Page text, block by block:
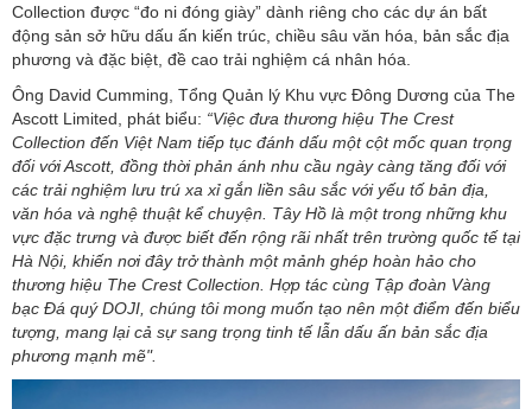
Collection được “đo ni đóng giày” dành riêng cho các dự án bất
động sản sở hữu dấu ấn kiến trúc, chiều sâu văn hóa, bản sắc địa
phương và đặc biệt, đề cao trải nghiệm cá nhân hóa.
Ông David Cumming, Tổng Quản lý Khu vực Đông Dương của The
Ascott Limited, phát biểu: “Việc đưa thương hiệu The Crest
Collection đến Việt Nam tiếp tục đánh dấu một cột mốc quan trọng
đối với Ascott, đồng thời phản ánh nhu cầu ngày càng tăng đối với
các trải nghiệm lưu trú xa xỉ gắn liền sâu sắc với yếu tố bản địa,
văn hóa và nghệ thuật kể chuyện. Tây Hồ là một trong những khu
vực đặc trưng và được biết đến rộng rãi nhất trên trường quốc tế tại
Hà Nội, khiến nơi đây trở thành một mảnh ghép hoàn hảo cho
thương hiệu The Crest Collection. Hợp tác cùng Tập đoàn Vàng
bạc Đá quý DOJI, chúng tôi mong muốn tạo nên một điểm đến biểu
tượng, mang lại cả sự sang trọng tinh tế lẫn dấu ấn bản sắc địa
phương mạnh mẽ".